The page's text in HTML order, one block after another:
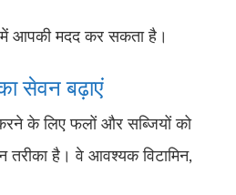
आपकी मदद कर सकता है।
सेवन बढ़ाएं
के लिए फलों और सब्जियों को
तरीका है। वे आवश्यक विटामिन,